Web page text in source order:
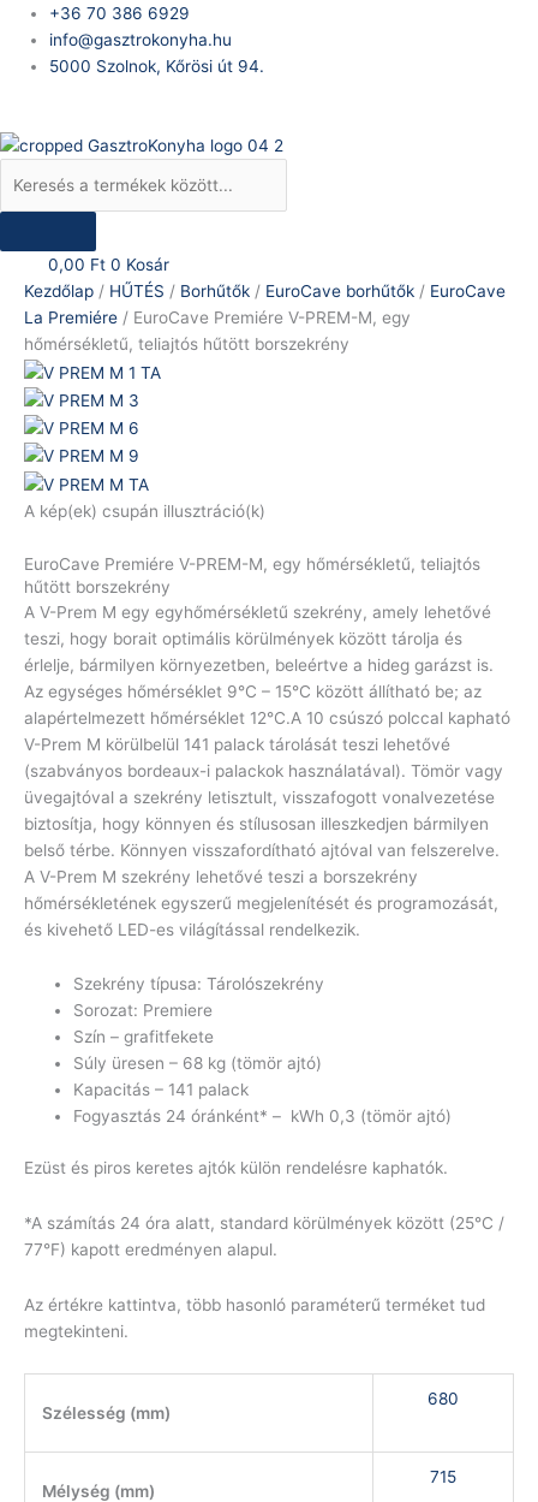
content
+36 70 386 6929
info@gasztrokonyha.hu
5000 Szolnok, Kőrösi út 94.
Products
search
0,00 Ft 0 Kosár
Kezdőlap / HŰTÉS / Borhűtők / EuroCave borhűtők / EuroCave
La Premiére / EuroCave Premiére V-PREM-M, egy
hőmérsékletű, teliajtós hűtött borszekrény
A kép(ek) csupán illusztráció(k)
EuroCave Premiére V-PREM-M, egy hőmérsékletű, teliajtós
hűtött borszekrény
A V-Prem M egy egyhőmérsékletű szekrény, amely lehetővé
teszi, hogy borait optimális körülmények között tárolja és
érlelje, bármilyen környezetben, beleértve a hideg garázst is.
Az egységes hőmérséklet 9°C – 15°C között állítható be; az
alapértelmezett hőmérséklet 12°C.A 10 csúszó polccal kapható
V-Prem M körülbelül 141 palack tárolását teszi lehetővé
(szabványos bordeaux-i palackok használatával). Tömör vagy
üvegajtóval a szekrény letisztult, visszafogott vonalvezetése
biztosítja, hogy könnyen és stílusosan illeszkedjen bármilyen
belső térbe. Könnyen visszafordítható ajtóval van felszerelve.
A V-Prem M szekrény lehetővé teszi a borszekrény
hőmérsékletének egyszerű megjelenítését és programozását,
és kivehető LED-es világítással rendelkezik.
Szekrény típusa: Tárolószekrény
Sorozat: Premiere
Szín – grafitfekete
Súly üresen – 68 kg (tömör ajtó)
Kapacitás – 141 palack
Fogyasztás 24 óránként* – kWh 0,3 (tömör ajtó)
Ezüst és piros keretes ajtók külön rendelésre kaphatók.
*A számítás 24 óra alatt, standard körülmények között (25°C /
77°F) kapott eredményen alapul.
Az értékre kattintva, több hasonló paraméterű terméket tud
megtekinteni.
Szélesség (mm)
680
Mélység (mm)
715
EuroCave
Premiére
V-
egy
teliajtós
borszekrény
mennyiség